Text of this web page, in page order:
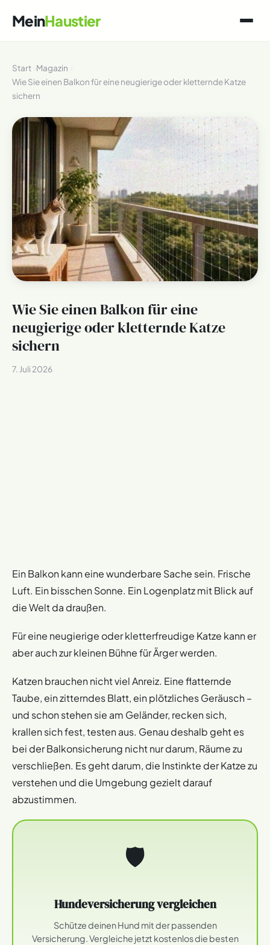
MeinHaustier
Start Magazin
Wie Sie einen Balkon für eine neugierige oder kletternde Katze
sichern
Wie Sie einen Balkon für eine
neugierige oder kletternde Katze
sichern
7. Juli 2026
Ein Balkon kann eine wunderbare Sache sein. Frische
Luft. Ein bisschen Sonne. Ein Logenplatz mit Blick auf
die Welt da draußen.
Für eine neugierige oder kletterfreudige Katze kann er
aber auch zur kleinen Bühne für Ärger werden.
Katzen brauchen nicht viel Anreiz. Eine flatternde
Taube, ein zitterndes Blatt, ein plötzliches Geräusch –
und schon stehen sie am Geländer, recken sich,
krallen sich fest, testen aus. Genau deshalb geht es
bei der Balkonsicherung nicht nur darum, Räume zu
verschließen. Es geht darum, die Instinkte der Katze zu
verstehen und die Umgebung gezielt darauf
abzustimmen.
🛡
Hundeversicherung vergleichen
Schütze deinen Hund mit der passenden
Versicherung. Vergleiche jetzt kostenlos die besten